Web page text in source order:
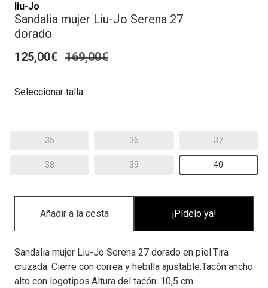
liu-Jo
Sandalia mujer Liu-Jo Serena 27
dorado
125,00€ 169,00€
Seleccionar talla
35 36 37
38 39 40
¡Pídelo ya!
Sandalia mujer Liu-Jo Serena 27 dorado en piel.Tira
cruzada. Cierre con correa y hebilla ajustable.Tacón ancho
alto con logotipos.Altura del tacón: 10,5 cm